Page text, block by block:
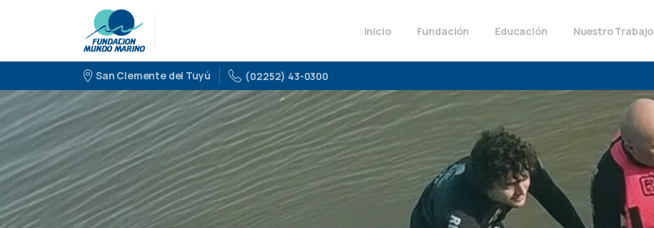
Inicio Fundación Educación Nuestro Trabajo
San Clemente del Tuyú (02252) 43-0300